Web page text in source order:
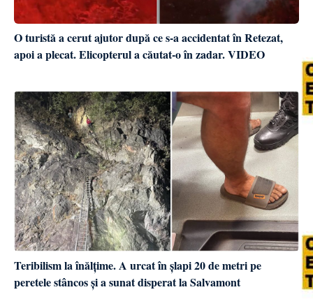
O turistă a cerut ajutor după ce s-a accidentat în Retezat,
apoi a plecat. Elicopterul a căutat-o în zadar. VIDEO
Teribilism la înălțime. A urcat în șlapi 20 de metri pe
peretele stâncos și a sunat disperat la Salvamont